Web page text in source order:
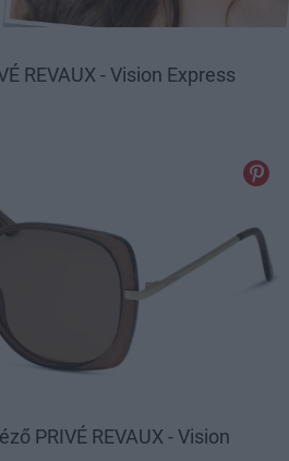
REVAUX - Vision Express
PRIVÉ REVAUX - Vision